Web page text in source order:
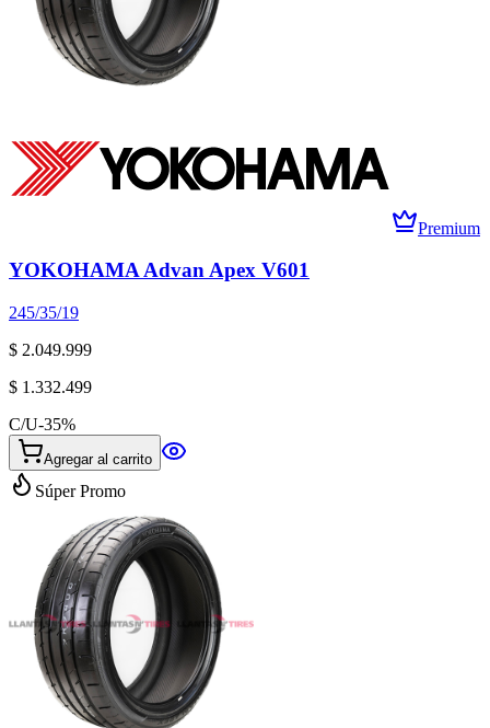
Premium
YOKOHAMA Advan Apex V601
245/35/19
$ 2.049.999
$ 1.332.499
C/U-35%
Agregar al carrito
Súper Promo